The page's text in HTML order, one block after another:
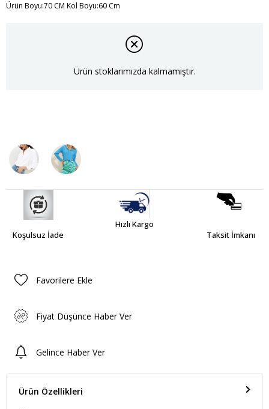
Ürün Boyu:70 CM Kol Boyu:60 Cm
Ürün stoklarımızda kalmamıştır.
Koşulsuz İade
Hızlı Kargo
Taksit İmkanı
Favorilere Ekle
Fiyat Düşünce Haber Ver
Gelince Haber Ver
Ürün Özellikleri